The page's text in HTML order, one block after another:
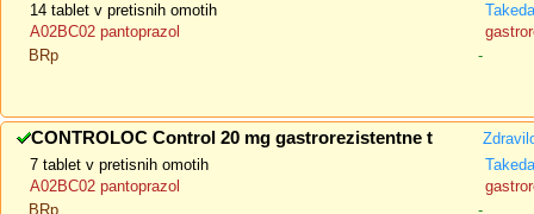
14 tablet v pretisnih omotih
A02BC02 pantoprazol
BRp
-
CONTROLOC Control 20 mg gastrorezistentne t
7 tablet v pretisnih omotih
A02BC02 pantoprazol
BRp
-